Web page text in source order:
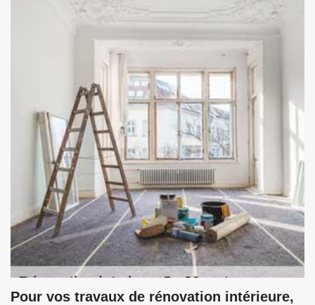
Pour vos travaux de rénovation intérieure,